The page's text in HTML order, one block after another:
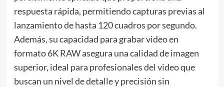
respuesta rápida, permitiendo capturas previas al
lanzamiento de hasta 120 cuadros por segundo.
Además, su capacidad para grabar video en
formato 6K RAW asegura una calidad de imagen
superior, ideal para profesionales del video que
buscan un nivel de detalle y precisión sin